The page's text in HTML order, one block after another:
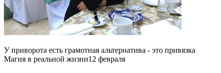
У приворота есть грамотная альтернатива - это привязка
Магия в реальной жизни12 февраля